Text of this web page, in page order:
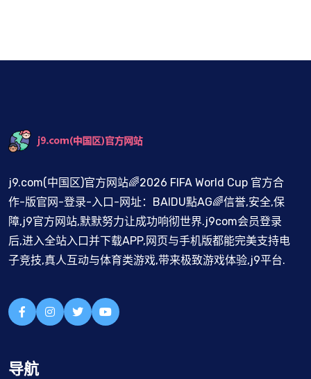
j9.com(中国区)官方网站🌈2026 FIFA World Cup 官方合
作-版官网-登录-入口-网址：BAIDU點AG🌈信誉,安全,保
障,j9官方网站,默默努力让成功响彻世界.j9com会员登录
后,进入全站入口并下载APP,网页与手机版都能完美支持电
子竞技,真人互动与体育类游戏,带来极致游戏体验,j9平台.
导航